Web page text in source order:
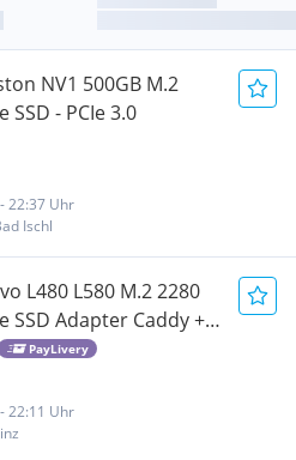
NV1 500GB M.2
SSD - PCIe 3.0
22:37 Uhr
Ischl
L480 L580 M.2 2280
SSD Adapter Caddy +
PayLivery
22:11 Uhr